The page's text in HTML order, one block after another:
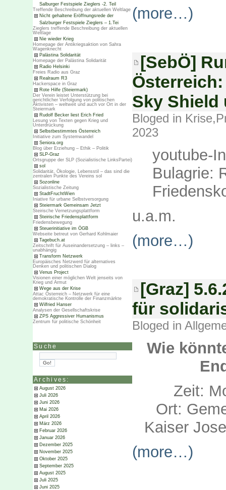
Salburger Festspiele Zieglers -2. Teil
Treffende Beschreibung der aktuellen Weltlage
Nicht gehaltene Eröffnungsrede der
Salzburger Festspiele Zieglers – 1.Tei
Zieglers treffende Beschreibung der aktuellen
Weltlage
Nie wieder Krieg
Homepage der Antikriegsaktion von Sahra
Wagenknecht
Palästina Solidarität
Homepage der Palästina Solidarität
Radio Helsinki
Freies Radio aus Graz
Realraum R3
Hackerspace in Graz
Rote Hilfe (Steiermark)
Der Verein leistet Unterstützung bei
gerichtlicher Verfolgung von politischen
Aktivisten – weltweit und auch vor Ort in der
Steiermark
Rudolf Becker liest Erich Fried
Lesung von Texten gegen Krieg und
Unterdrückung
Selbstbestimmtes Österreich
Initiative zum Systemwandel
Seniora.org
Blog über Erziehung – Ethik – Politik
SLP-Graz
Ortsgruppe der SLP (Sozialistische LinksPartei)
sol
Solidarität, Ökologie, Lebensstil – das sind die
zentralen Punkte des Vereins sol
Sozonline
Sozialistische Zeitung
StadtFruchtWien
Iniative für urbane Selbstversorgung
Steiermark Gemeinsam Jetzt
Steirische Vernetzungsplattform
Steirische Friedensplattform
Friedensbewegung
Steuerinitiative im ÖGB
Webseite betreut von Gerhard Kohlmaier
Tagebuch.at
Zeitschrift für Auseinandersetzung – links –
unabhängig
Transform Netzwerk
Europäisches Netzwerd für alternatives
Denken und politischen Dialog
Venus Project
Visionen einer möglichen Welt jenseits von
Krieg und Armut
Wege aus der Krise
Attac Österreich – Netzwerk für eine
demokratische Kontrolle der Finanzmärkte
Wilfried Hanser
Analysen der Gesellschaftskrise
ZPS Aggressiver Humanismus
Zentrum für politische Schönheit
Suche
Archives:
August 2026
Juli 2026
Juni 2026
Mai 2026
April 2026
März 2026
Februar 2026
Januar 2026
Dezember 2025
November 2025
Oktober 2025
September 2025
August 2025
Juli 2025
Juni 2025
(more…)
[SebÖ]
Sky Shield
Bloged in Krise,
2023
youtube-
Bulagrie:
u.a.m.
(more…)
[Graz]
für
Bloged in
Wie
Zeit:
Ort:
Kaiser
(more…)